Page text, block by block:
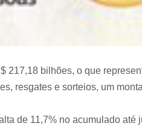
217,18 bilhões, o que
resgates e sorteios, um
de 11,7% no acumulado até